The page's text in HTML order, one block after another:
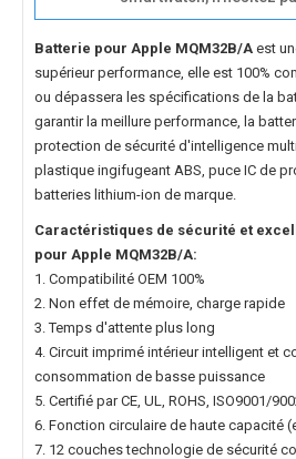
Batterie pour Apple MQM32B/A est
supérieur performance, elle est 100%
ou dépassera les spécifications de la
garantir la meillure performance, la
protection de sécurité d'intelligence
plastique ingifugeant ABS, puce IC de
batteries lithium-ion de marque.
Caractéristiques de sécurité et
pour Apple MQM32B/A:
1. Compatibilité OEM 100%
2. Non effet de mémoire, charge rapide
3. Temps d'attente plus long
4. Circuit imprimé intérieur intelligent et
consommation de basse puissance
5. Certifié par CE, UL, ROHS, ISO9001/
6. Fonction circulaire de haute capacité
7. 12 couches technologie de sécurité